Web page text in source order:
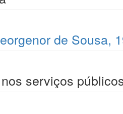
de Sousa,
serviços